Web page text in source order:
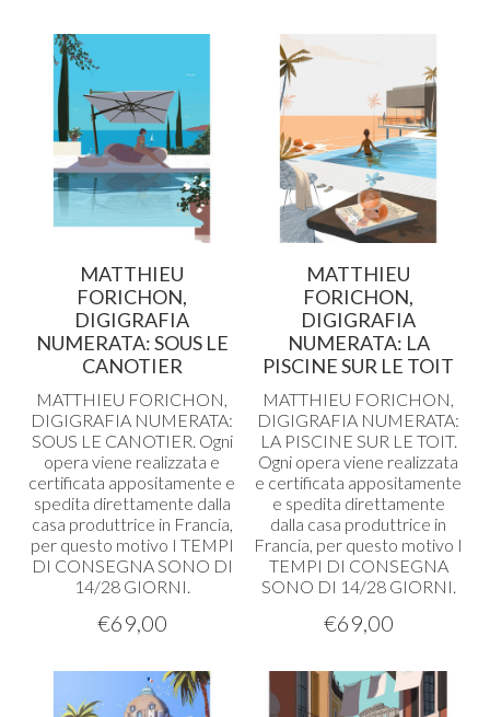
MATTHIEU
FORICHON,
DIGIGRAFIA
NUMERATA: SOUS LE
CANOTIER
MATTHIEU FORICHON,
DIGIGRAFIA NUMERATA:
SOUS LE CANOTIER. Ogni
opera viene realizzata e
certificata appositamente e
spedita direttamente dalla
casa produttrice in Francia,
per questo motivo I TEMPI
DI CONSEGNASONO DI
14/28 GIORNI.
€69,00
MATTHIEU
FORICHON,
DIGIGRAFIA
NUMERATA: LA
PISCINE SUR LE TOIT
MATTHIEU FORICHON,
DIGIGRAFIA NUMERATA:
LA PISCINE SUR LE TOIT.
Ogni opera viene realizzata
e certificata appositamente
e spedita direttamente
dalla casa produttrice in
Francia, per questo motivo I
TEMPI DI CONSEGNA
SONO DI 14/28 GIORNI.
€69,00